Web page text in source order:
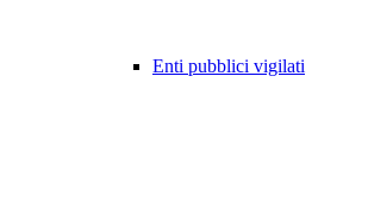
Enti pubblici vigilati